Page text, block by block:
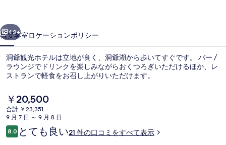
の
写
真
ギ
ャ
ラ
リ
次へ
42+
概要客室ロケーションポリシー
洞爺観光ホテルは立地が良く、洞爺湖から歩いてすぐです。 バー /
ラウンジでドリンクを楽しみながらおくつろぎいただけるほか、レ
ストランで軽食をお召し上がりいただけます。
現
在
の
料
金
￥20,500
合計 ￥23,351
9 月 7 日 ～ 9 月 8 日
口
コ
8.010段階中8.0
とても良い21 件の口コミをすべて表示